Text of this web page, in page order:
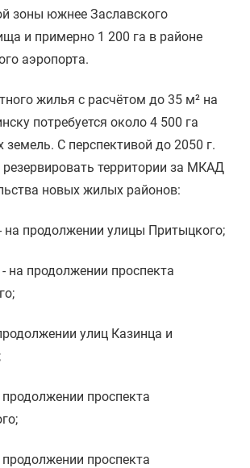
зоны южнее Заславского
и примерно 1 200 га в районе
аэропорта.
жилья с расчётом до 35 м² на
потребуется около 4 500 га
земель. С перспективой до 2050 г.
резервировать территории за МКАД
новых жилых районов:
на продолжении улицы Притыцкого;
продолжении проспекта
улиц Казинца и
проспекта
проспекта